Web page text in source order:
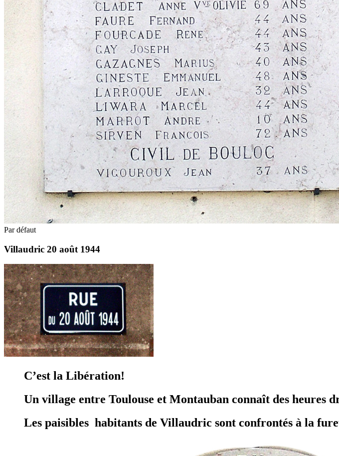
Par défaut
Villaudric 20 août 1944
C’est la Libération!
Un village entre Toulouse et Montauban connaît des heures
Les paisibles habitants de Villaudric sont confrontés à la